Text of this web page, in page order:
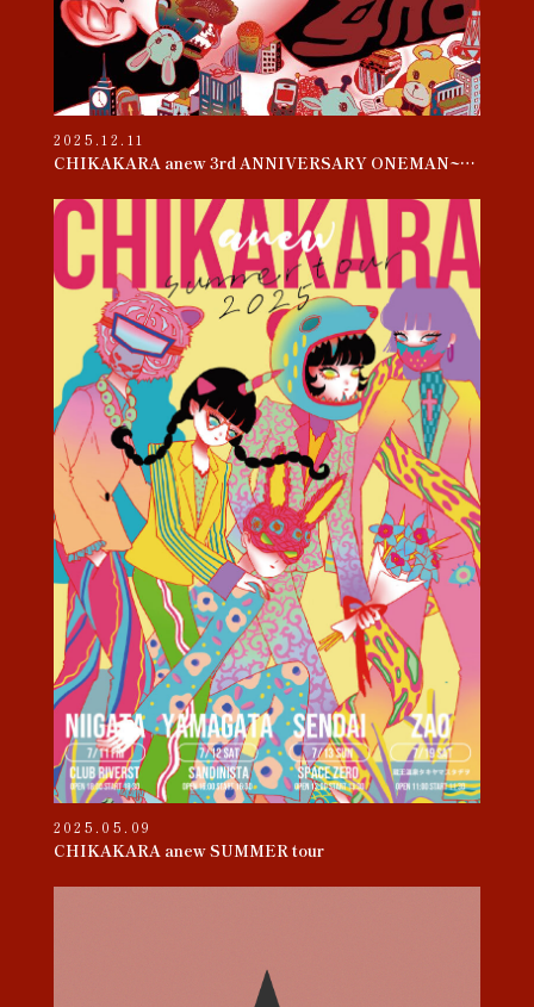
2025.12.11
CHIKAKARA anew 3rd ANNIVERSARY ONEMAN~母胎~
2025.05.09
CHIKAKARA anew SUMMER tour